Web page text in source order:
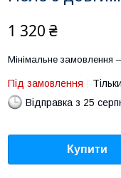
1 320 ₴
Мінімальне замовлення
Під замовлення
Відправка з 25
Купити